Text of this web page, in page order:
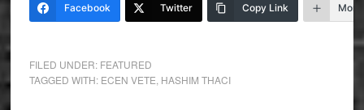
Facebook Twitter Copy Link More
FILED UNDER: FEATURED
TAGGED WITH: ECEN VETE HASHIM THACI